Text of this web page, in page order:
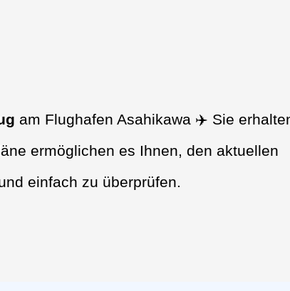
am Flughafen Asahikawa ✈️ Sie
ermöglichen es Ihnen, den aktuellen
einfach zu überprüfen.